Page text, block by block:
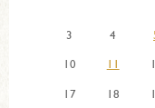
3
4
10
11
17
18